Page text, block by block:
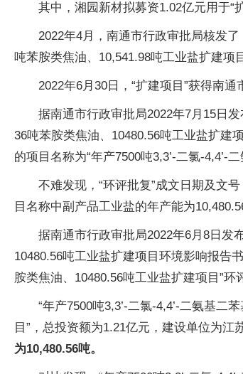
其中，湘园新材拟募资1.02亿元用于“
2022年4月，南通市行政审批局核发
吨苯胺类焦油、10,541.98吨工业盐扩建项
2022年6月30日，“扩建项目”获得南
据南通市行政审批局2022年7月15日
36吨苯胺类焦油、10480.56吨工业盐扩建
的项目名称为“年产7500吨3,3’-二氯-4,4’-
不难发现，“环评批复”成文日期及文
目名称中副产品工业盐的年产能为
据南通市行政审批局2022年6月8日发
10480.56吨工业盐扩建项目环境影响报告
胺类焦油、10480.56吨工业盐扩建项目”环
“年产7500吨3,3’-二氯-4,4’-二氨基二
目”，总投资额为1.21亿元，建设单位为
为10,480.56吨。